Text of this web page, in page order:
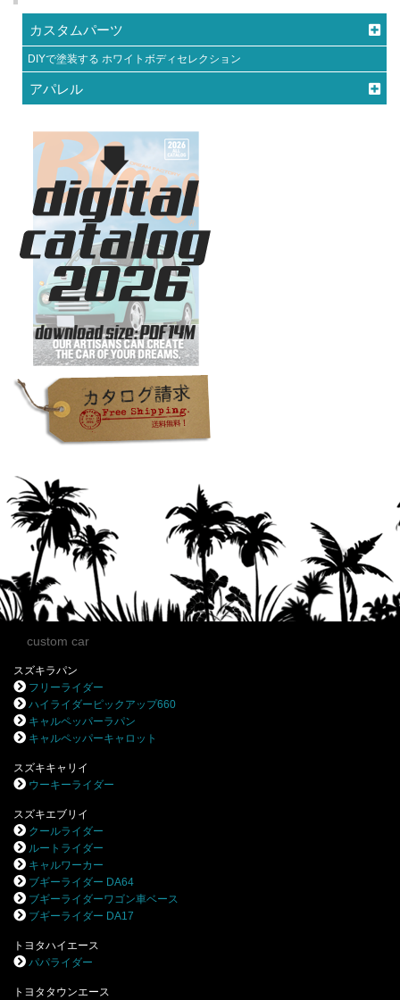
カスタムパーツ
DIYで塗装する ホワイトボディセレクション
アパレル
custom car
スズキラパン
フリーライダー
ハイライダーピックアップ660
キャルペッパーラパン
キャルペッパーキャロット
スズキキャリイ
ウーキーライダー
スズキエブリイ
クールライダー
ルートライダー
キャルワーカー
ブギーライダー DA64
ブギーライダーワゴン車ベース
ブギーライダー DA17
トヨタハイエース
パパライダー
トヨタタウンエース